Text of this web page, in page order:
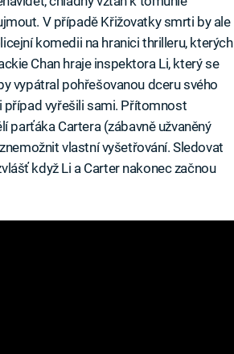
V případě Křižovatky smrti by ale
komedii na hranici thrilleru, kterých
Chan hraje inspektora Li, který se
vypátral pohřešovanou dceru svého
případ vyřešili sami. Přítomnost
parťáka Cartera (zábavně užvaněný
vlastní vyšetřování. Sledovat
když Li a Carter nakonec začnou